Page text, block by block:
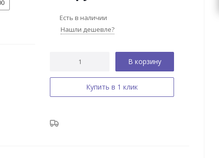
Есть в наличии
Нашли дешевле?
В корзину
Купить в 1 клик